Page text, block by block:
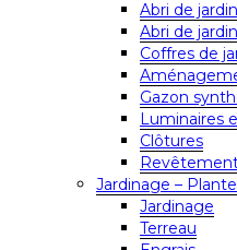
Abri de
Abri de
Coffres de
Gazon
Luminaires
Clôtures
Jardinage –
Jardinage
Terreau